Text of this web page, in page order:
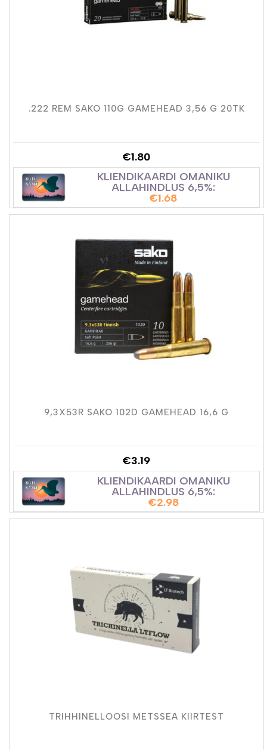
.222 REM SAKO 110G GAMEHEAD 3,56 G 20TK
€1.80
KLIENDIKAARDI OMANIKU
ALLAHINDLUS 6,5%:
€1.68
9,3X53R SAKO 102D GAMEHEAD 16,6 G
€3.19
KLIENDIKAARDI OMANIKU
ALLAHINDLUS 6,5%:
€2.98
TRIHHINELLOOSI METSSEA KIIRTEST